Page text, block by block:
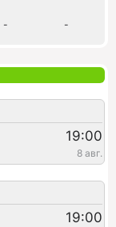
- -
19:00
8 авг.
19:00